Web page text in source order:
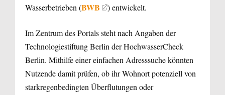
Wasserbetrieben (BWB ) entwickelt.
Im Zentrum des Portals steht nach Angaben der
Technologiestiftung Berlin der HochwasserCheck
Berlin. Mithilfe einer einfachen Adresssuche könnten
Nutzende damit prüfen, ob ihr Wohnort potenziell von
starkregenbedingten Überflutungen oder